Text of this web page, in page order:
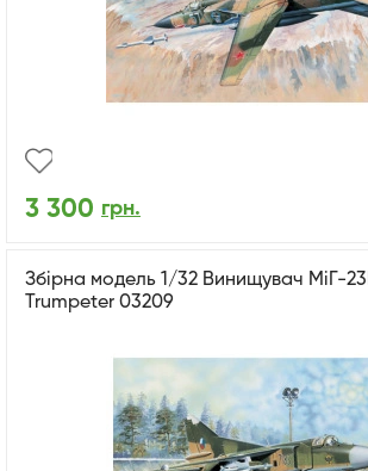
3 300 грн.
Збірна модель 1/32 Винищувач МіГ-
Trumpeter 03209